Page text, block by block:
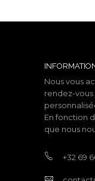
Nous vous
rendez-
En fonction
que nous
+32 69